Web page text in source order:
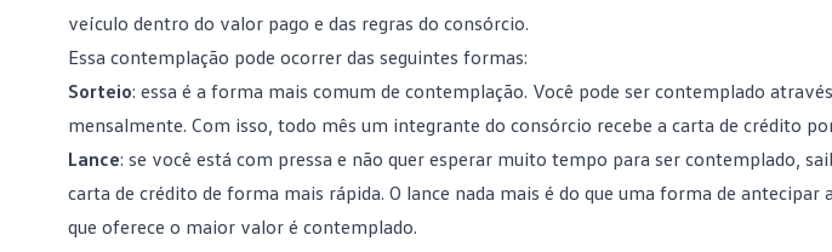
veículo dentro do valor pago e das regras do consórcio.
Essa contemplação pode ocorrer das seguintes formas:
Sorteio: essa é a forma mais comum de contemplação. Você pode ser contemplado
mensalmente. Com isso, todo mês um integrante do consórcio recebe a carta de crédito
Lance: se você está com pressa e não quer esperar muito tempo para ser contemplado,
carta de crédito de forma mais rápida. O lance nada mais é do que uma forma de antecipar
que oferece o maior valor é contemplado.